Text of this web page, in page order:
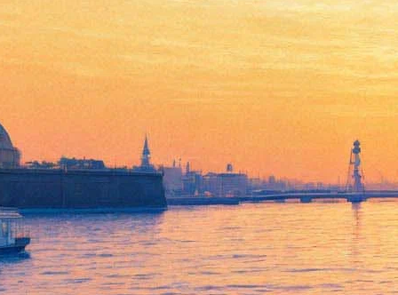
Лекция «Ностальгия по
классике: постмодернизм»
16 октября 2012, вторник , 18.30
Версия для печати